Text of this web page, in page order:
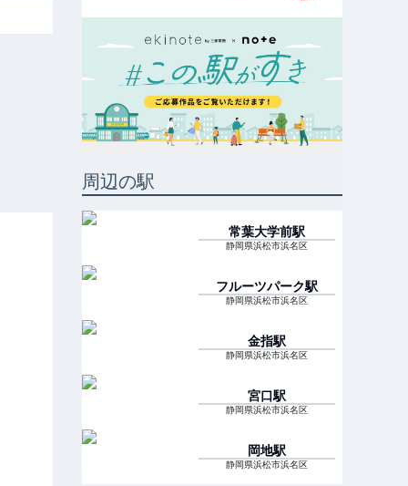
周辺の駅
常葉大学前駅
静岡県浜松市浜名区
フルーツパーク駅
静岡県浜松市浜名区
金指駅
静岡県浜松市浜名区
宮口駅
静岡県浜松市浜名区
岡地駅
静岡県浜松市浜名区